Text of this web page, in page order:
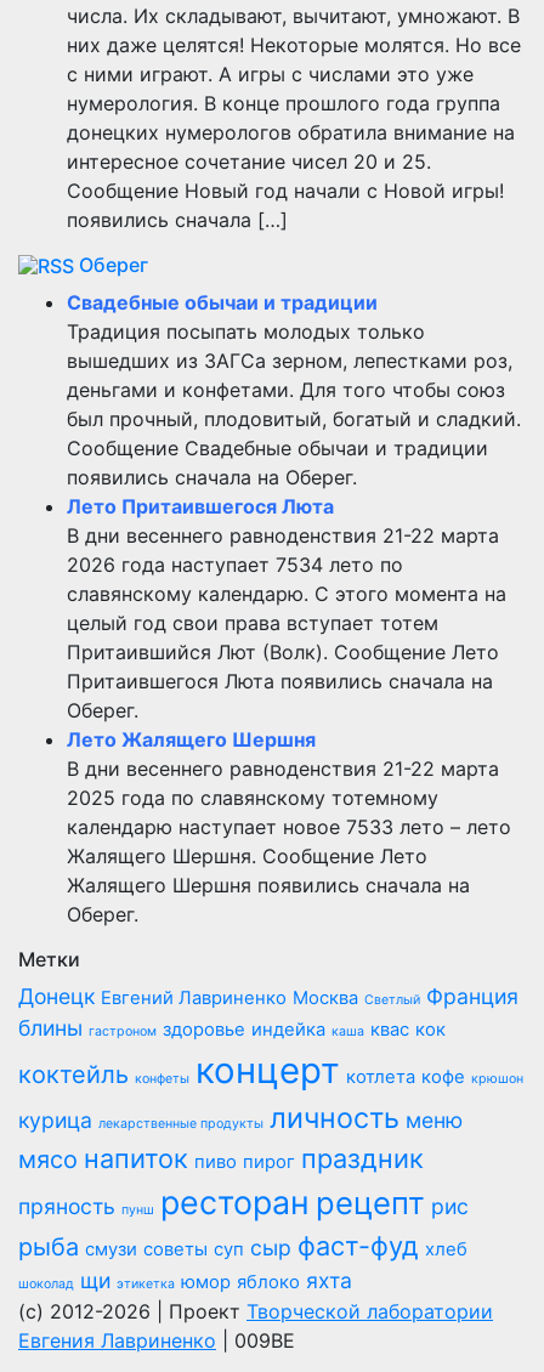
числа. Их складывают, вычитают, умножают. В
них даже целятся! Некоторые молятся. Но все
с ними играют. А игры с числами это уже
нумерология. В конце прошлого года группа
донецких нумерологов обратила внимание на
интересное сочетание чисел 20 и 25.
Сообщение Новый год начали с Новой игры!
появились сначала […]
Оберег
Свадебные обычаи и традиции
Традиция посыпать молодых только
вышедших из ЗАГСа зерном, лепестками роз,
деньгами и конфетами. Для того чтобы союз
был прочный, плодовитый, богатый и сладкий.
Сообщение Свадебные обычаи и традиции
появились сначала на Оберег.
Лето Притаившегося Люта
В дни весеннего равноденствия 21-22 марта
2026 года наступает 7534 лето по
славянскому календарю. С этого момента на
целый год свои права вступает тотем
Притаившийся Лют (Волк). Сообщение Лето
Притаившегося Люта появились сначала на
Оберег.
Лето Жалящего Шершня
В дни весеннего равноденствия 21-22 марта
2025 года по славянскому тотемному
календарю наступает новое 7533 лето – лето
Жалящего Шершня. Сообщение Лето
Жалящего Шершня появились сначала на
Оберег.
Метки
Донецк Евгений Лавриненко Москва Светлый Франция
блины гастроном здоровье индейка каша квас кок
коктейль конфеты концерт котлета кофе крюшон
курица лекарственные продукты личность меню
мясо напиток пиво пирог праздник
пряность пунш ресторан рецепт рис
рыба смузи советы суп сыр фаст-фуд хлеб
шоколад щи этикетка юмор яблоко яхта
(c) 2012-2026 | Проект Творческой лаборатории
Евгения Лавриненко | 009BE